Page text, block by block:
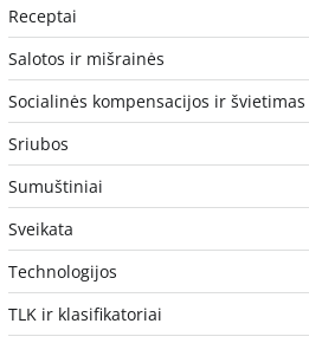
Receptai
Salotos ir mišrainės
Socialinės kompensacijos ir švietimas
Sriubos
Sumuštiniai
Sveikata
Technologijos
TLK ir klasifikatoriai